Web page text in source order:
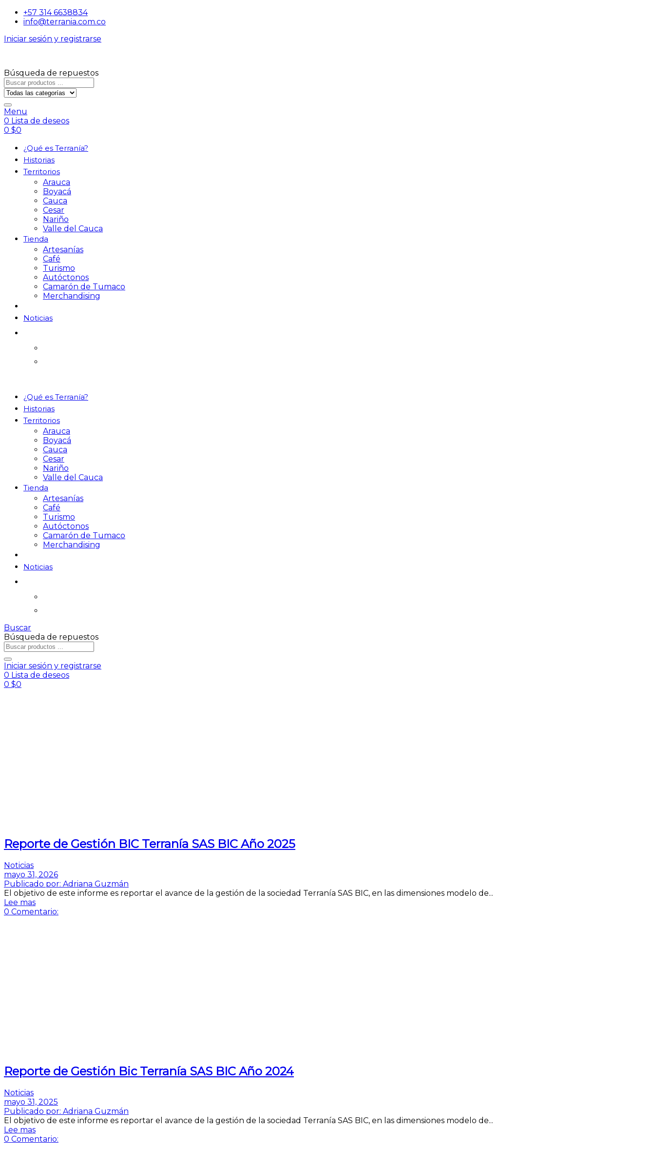
+57 314 6638834
info@terrania.com.co
Iniciar sesión y registrarse
Búsqueda de repuestos
Menu
0 Lista de deseos
0 $0
¿Qué es Terranía?
Historias
Territorios
Arauca
Boyacá
Cauca
Cesar
Nariño
Valle del Cauca
Tienda
Artesanías
Café
Turismo
Autóctonos
Camarón de Tumaco
Merchandising
Noticias
¿Qué es Terranía?
Historias
Territorios
Arauca
Boyacá
Cauca
Cesar
Nariño
Valle del Cauca
Tienda
Artesanías
Café
Turismo
Autóctonos
Camarón de Tumaco
Merchandising
Noticias
Buscar
Búsqueda de repuestos
Iniciar sesión y registrarse
0 Lista de deseos
0 $0
Reporte de Gestión BIC Terranía SAS BIC Año 2025
Noticias
mayo 31, 2026
Publicado por: Adriana Guzmán
El objetivo de este informe es reportar el avance de la gestión de la sociedad Terranía SAS BIC, en las dimensiones modelo de...
Lee mas
0 Comentario:
Reporte de Gestión Bic Terranía SAS BIC Año 2024
Noticias
mayo 31, 2025
Publicado por: Adriana Guzmán
El objetivo de este informe es reportar el avance de la gestión de la sociedad Terranía SAS BIC, en las dimensiones modelo de...
Lee mas
0 Comentario: